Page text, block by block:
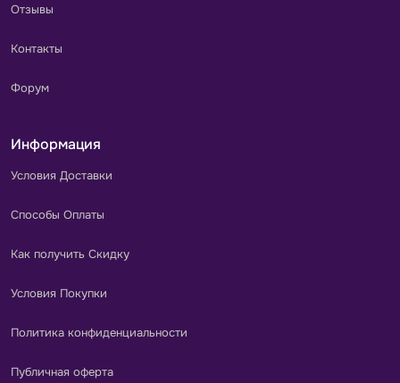
Отзывы
Контакты
Форум
Информация
Условия Доставки
Способы Оплаты
Как получить Скидку
Условия Покупки
Политика конфиденциальности
Публичная оферта